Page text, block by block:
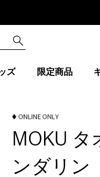
ズ 限定商品
MOKU タ
ンダリン